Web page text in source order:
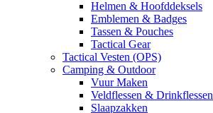
Helmen & Hoofddeksels
Emblemen & Badges
Tassen & Pouches
Tactical Gear
Tactical Vesten (OPS)
Camping & Outdoor
Vuur Maken
Veldflessen & Drinkflessen
Slaapzakken